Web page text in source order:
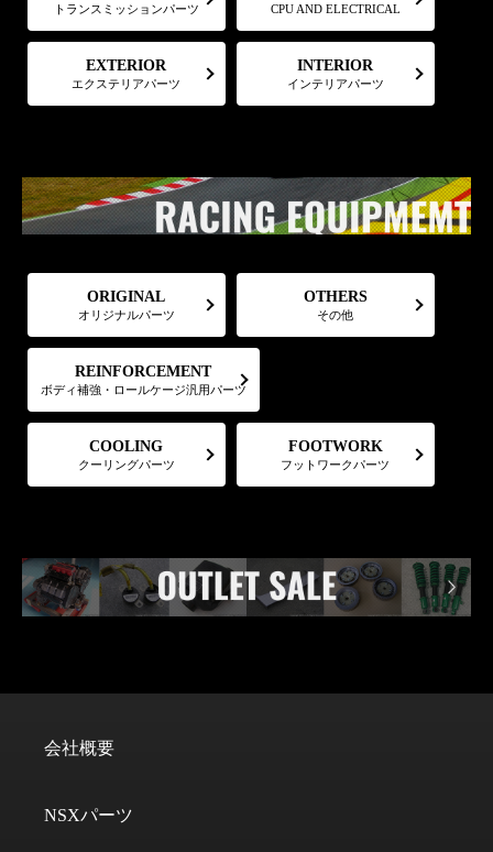
トランスミッションパーツ CPU AND ELECTRICAL
EXTERIOR
エクステリアパーツ
INTERIOR
インテリアパーツ
ORIGINAL
オリジナルパーツ
OTHERS
その他
REINFORCEMENT
ボディ補強・ロールケージ汎用パーツ
COOLING
クーリングパーツ
FOOTWORK
フットワークパーツ
会社概要
NSXパーツ